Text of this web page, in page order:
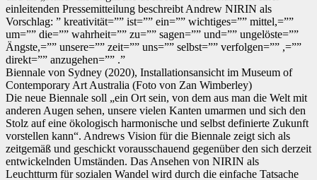
einleitenden Pressemitteilung beschreibt Andrew NIRIN als
Vorschlag: ” kreativität=”” ist=”” ein=”” wichtiges=”” mittel,=””
um=”” die=”” wahrheit=”” zu=”” sagen=”” und=”” ungelöste=””
Ängste,=”” unsere=”” zeit=”” uns=”” selbst=”” verfolgen=”” ,=””
direkt=”” anzugehen=”” .”
Biennale von Sydney (2020), Installationsansicht im Museum of
Contemporary Art Australia (Foto von Zan Wimberley)
Die neue Biennale soll „ein Ort sein, von dem aus man die Welt mit
anderen Augen sehen, unsere vielen Kanten umarmen und sich den
Stolz auf eine ökologisch harmonische und selbst definierte Zukunft
vorstellen kann“. Andrews Vision für die Biennale zeigt sich als
zeitgemäß und geschickt vorausschauend gegenüber den sich derzeit
entwickelnden Umständen. Das Ansehen von NIRIN als
Leuchtturm für sozialen Wandel wird durch die einfache Tatsache